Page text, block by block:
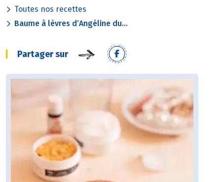
Toutes nos recettes
Baume à lèvres d’Angéline du...
Partager sur